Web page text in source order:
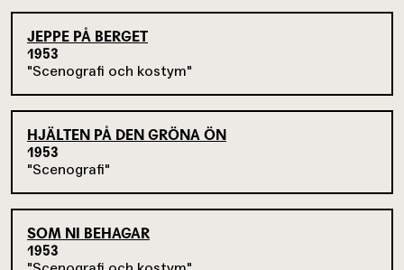
JEPPE PÅ BERGET
1953
Scenografi och kostym
HJÄLTEN PÅ DEN GRÖNA ÖN
1953
Scenografi
SOM NI BEHAGAR
1953